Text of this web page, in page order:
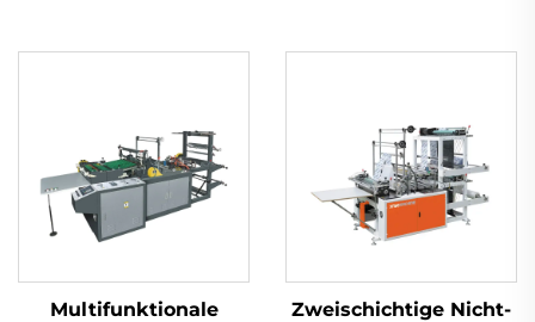
Multifunktionale
Zweischichtige Nicht-